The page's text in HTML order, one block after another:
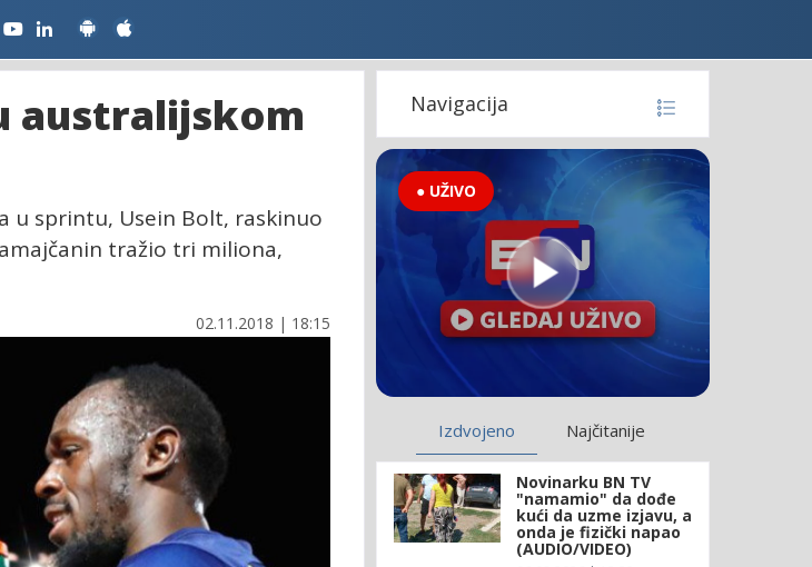
australijskom
u sprintu, Usein Bolt, raskinuo
tražio tri miliona,
02.11.2018 | 18:15
Navigacija
● UŽIVO
Izdvojeno Najčitanije
Novinarku BN TV
"namamio" da dođe
kući da uzme izjavu, a
onda je fizički napao
(AUDIO/VIDEO)